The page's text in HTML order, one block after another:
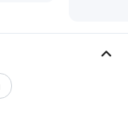
ตภัณฑ์การเลือก
ให้ลูกค้าได้รับ
าใช้จ่ายประหยัด